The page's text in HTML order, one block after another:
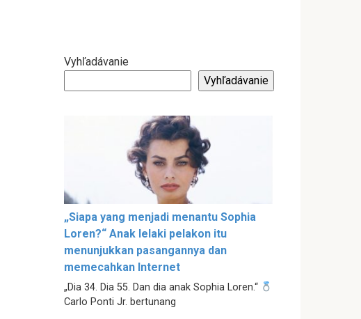
Vyhľadávanie
Vyhľadávanie
„Siapa yang menjadi menantu Sophia
Loren?“ Anak lelaki pelakon itu
menunjukkan pasangannya dan
memecahkan Internet
„Dia 34. Dia 55. Dan dia anak Sophia Loren.“
Carlo Ponti Jr. bertunang